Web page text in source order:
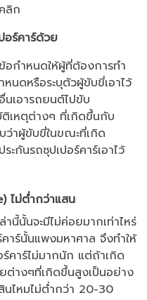
คลิก
อร์คาร์ด้วย
อกำหนดให้ผู้ที่ต้องการทำ
นดหรือระบุตัวผู้ขับขี่เอาไว้
เอารถยนต์ไปขับ
ติเหตุต่างๆ ที่เกิดขึ้นกับ
ว่าผู้ขับขี่ในขณะที่เกิด
ะกันรถซุปเปอร์คาร์เอาไว้
ไม่ต่ำกว่าแสน
นี้นั้นจะมีไม่ค่อยมากเท่าไหร่
าร์นั้นแพงมหาศาล จึงทำให้
คาร์ไม่มากนัก แต่ถ้าเกิด
ต่างๆที่เกิดขึ้นสูงเป็นอย่าง
นไหมไม่ต่ำกว่า 20-30